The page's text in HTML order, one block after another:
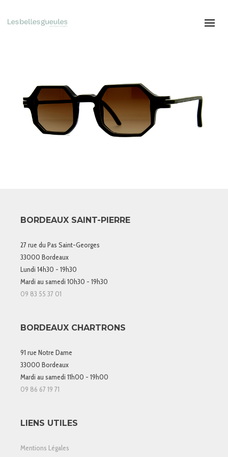
BORDEAUX SAINT-PIERRE
27 rue du Pas Saint-Georges
33000 Bordeaux
Lundi 14h30 - 19h30
Mardi au samedi 10h30 - 19h30
09 83 55 37 01
BORDEAUX CHARTRONS
91 rue Notre Dame
33000 Bordeaux
Mardi au samedi 11h00 - 19h00
09 86 67 19 71
LIENS UTILES
Mentions Légales